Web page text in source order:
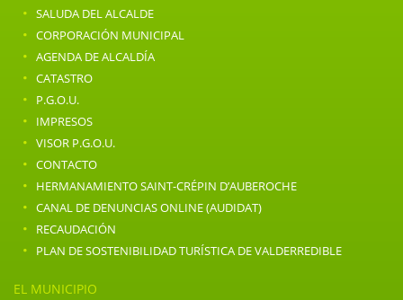
· SALUDA DEL ALCALDE
· CORPORACIÓN MUNICIPAL
· AGENDA DE ALCALDÍA
· CATASTRO
· P.G.O.U.
· IMPRESOS
· VISOR P.G.O.U.
· CONTACTO
· HERMANAMIENTO SAINT-CRÉPIN D’AUBEROCHE
· CANAL DE DENUNCIAS ONLINE (AUDIDAT)
· RECAUDACIÓN
· PLAN DE SOSTENIBILIDAD TURÍSTICA DE VALDERREDIBLE
EL MUNICIPIO